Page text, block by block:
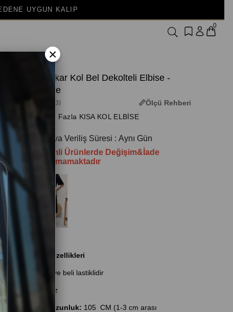
0
Truvakar Kol Bel Dekolteli Elbise -
Pembe
(3M-1643)
Ölçü Rehberi
+ Daha Fazla KISA KOL ELBİSE
Kargoya Veriliş Süresi : Aynı Gün
İndirimli Ürünlerde Değişim&İade
Yapılamamaktadır
Ürün Özellikleri
Omuz ve beli lastiklidir
Astarsız
Ürün Uzunluk: 105 CM (1-3 cm arası
×